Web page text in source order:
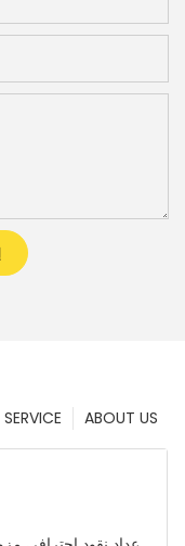
ABOUT US
SERVICE